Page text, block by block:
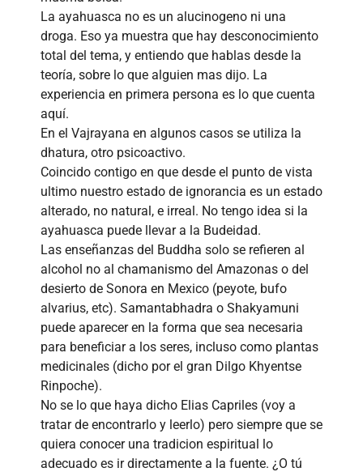
La ayahuasca no es un alucinogeno ni una
droga. Eso ya muestra que hay desconocimiento
total del tema, y entiendo que hablas desde la
teoría, sobre lo que alguien mas dijo. La
experiencia en primera persona es lo que cuenta
aquí.
En el Vajrayana en algunos casos se utiliza la
dhatura, otro psicoactivo.
Coincido contigo en que desde el punto de vista
ultimo nuestro estado de ignorancia es un estado
alterado, no natural, e irreal. No tengo idea si la
ayahuasca puede llevar a la Budeidad.
Las enseñanzas del Buddha solo se refieren al
alcohol no al chamanismo del Amazonas o del
desierto de Sonora en Mexico (peyote, bufo
alvarius, etc). Samantabhadra o Shakyamuni
puede aparecer en la forma que sea necesaria
para beneficiar a los seres, incluso como plantas
medicinales (dicho por el gran Dilgo Khyentse
Rinpoche).
No se lo que haya dicho Elias Capriles (voy a
tratar de encontrarlo y leerlo) pero siempre que se
quiera conocer una tradicion espiritual lo
adecuado es ir directamente a la fuente. ¿O tú